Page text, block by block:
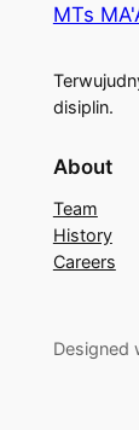
MTs
disiplin.
About
Team
History
Careers
Designed